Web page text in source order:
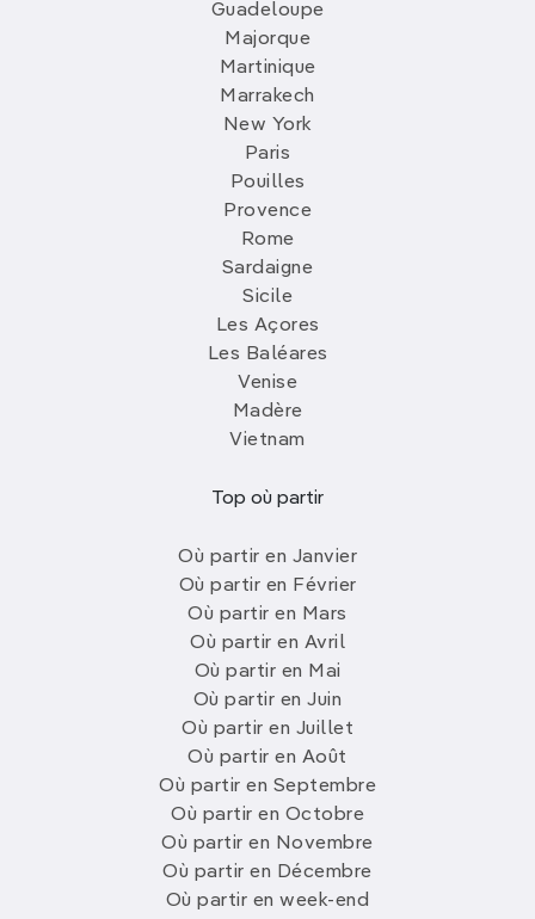
Guadeloupe
Majorque
Martinique
Marrakech
New York
Paris
Pouilles
Provence
Rome
Sardaigne
Sicile
Les Açores
Les Baléares
Venise
Madère
Vietnam
Top où partir
Où partir en Janvier
Où partir en Février
Où partir en Mars
Où partir en Avril
Où partir en Mai
Où partir en Juin
Où partir en Juillet
Où partir en Août
Où partir en Septembre
Où partir en Octobre
Où partir en Novembre
Où partir en Décembre
Où partir en week-end